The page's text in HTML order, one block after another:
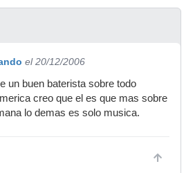
el 20/12/2006
un buen baterista sobre todo
creo que el es que mas sobre
lo demas es solo musica.